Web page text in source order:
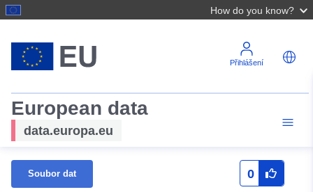
How do you know?
Přihlášení
European data
data.europa.eu
Soubor dat 0